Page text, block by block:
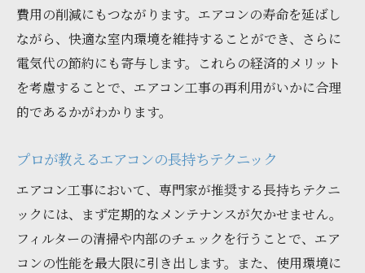
費用の削減にもつながります。エアコンの寿命を延ばし
ながら、快適な室内環境を維持することができ、さらに
電気代の節約にも寄与します。これらの経済的メリット
を考慮することで、エアコン工事の再利用がいかに合理
的であるかがわかります。
プロが教えるエアコンの長持ちテクニック
エアコン工事において、専門家が推奨する長持ちテクニ
ックには、まず定期的なメンテナンスが欠かせません。
フィルターの清掃や内部のチェックを行うことで、エア
コンの性能を最大限に引き出します。また、使用環境に